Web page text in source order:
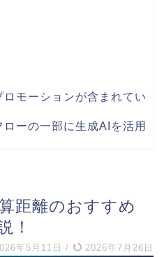
モーションが含まれてい
ーの一部に生成AIを活用
距離のおすすめ
！
年5月11日 / 2026年7月26日